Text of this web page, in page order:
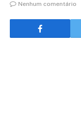
Nenhum comentário